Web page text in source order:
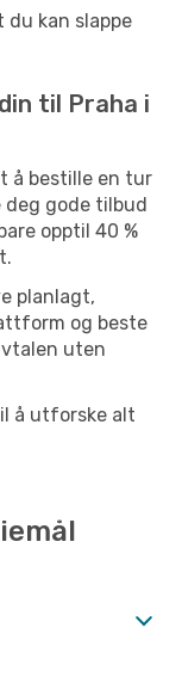
du kan slappe
til Praha i
å bestille en tur
deg gode tilbud
opptil 40 %
planlagt,
og beste
uten
å utforske alt